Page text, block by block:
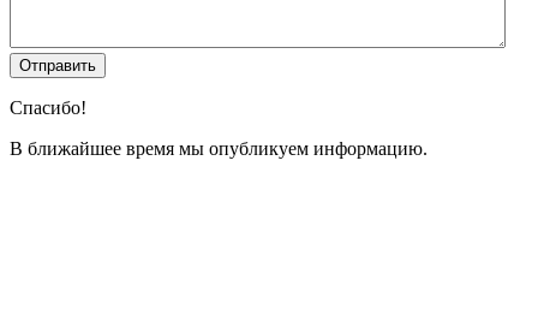
Спасибо!
В ближайшее время мы опубликуем информацию.